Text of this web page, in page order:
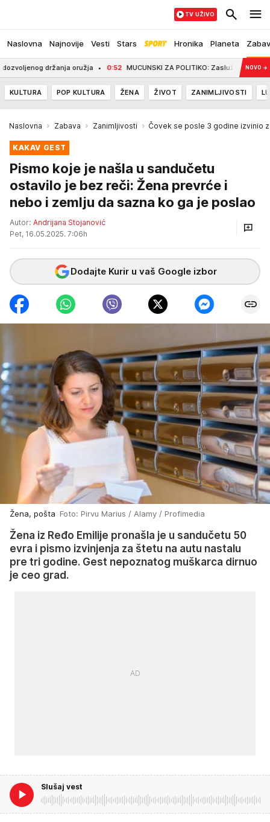
Naslovna Najnovije Vesti Stars Hronika Planeta
TV UŽIVO
držanja oružja 0:52 MUCUNSKI ZA POLITIKO: Zaslužujemo pravedan,
NOVO →
KULTURA POP KULTURA ŽENA ŽIVOT ZANIMLJIVOSTI
Naslovna Zabava Zanimljivosti Čovek se posle 3 godine izvinio
KAKAV GEST
Pismo koje je našla u sandučetu
ostavilo je bez reči: Žena prevrće i
nebo i zemlju da sazna ko ga je poslao
Autor: Andrijana Stojanović
Pet, 16.05.2025. 7:06h
Dodajte Kurir u vaš Google izbor
Žena, pošta Foto: Pirvu Marius / Alamy / Profimedia
Žena iz Ređo Emilije pronašla je u sandučetu 50
evra i pismo izvinjenja za štetu na autu nastalu
pre tri godine. Gest nepoznatog muškarca dirnuo
je ceo grad.
Slušaj vest